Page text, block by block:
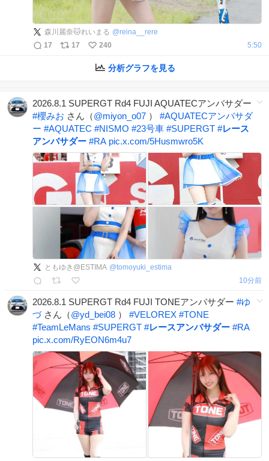
森川麗奈🐱れいまる @reina__rere
17
17 240 5:50
分析グラフを見る
2026.8.1 SUPERGT Rd4 FUJI AQUATECアンバサダー
#櫻みお さん（@miyon_o07 ） #AQUATECアンバサダ
ー #AQUATEC #NISMO #23号車 #SUPERGT #レース
アンバサダー #RA pic.x.com/5Husmwro5K
ともゆき@ESTIMA @tomoyuki_estima
10分前
2026.8.1 SUPERGT Rd4 FUJI TONEアンバサダー #ゆ
づさん（@yd_bei08 ） #VELOREX #TONE
#TeamLeMans #SUPERGT #レースアンバサダー #RA
pic.x.com/RyEON6m4u7